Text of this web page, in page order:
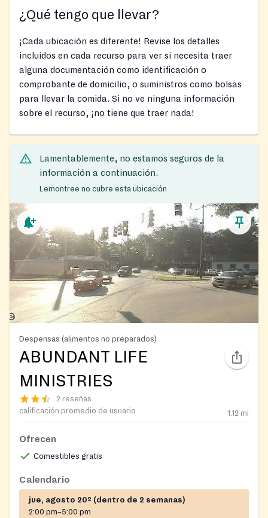
¿Qué tengo que llevar?
¡Cada ubicación es diferente! Revise los detalles
incluidos en cada recurso para ver si necesita traer
alguna documentación como identificación o
comprobante de domicilio, o suministros como bolsas
para llevar la comida. Si no ve ninguna información
sobre el recurso, ¡no tiene que traer nada!
Lamentablemente, no estamos seguros de la
información a continuación.
Lemontree no cubre esta ubicación
Despensas (alimentos no preparados)
ABUNDANT LIFE
MINISTRIES
2 reseñas
calificación promedio de usuario
1.12 mi
Ofrecen
Comestibles gratis
Calendario
jue, agosto 20º (dentro de 2 semanas)
2:00 pm–5:00 pm